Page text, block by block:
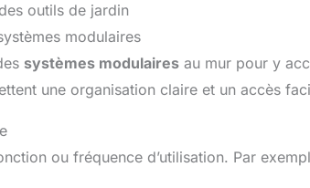
outils de jardin
modulaires
systèmes modulaires au mur pour y
une organisation claire et un accès
ou fréquence d’utilisation. Par